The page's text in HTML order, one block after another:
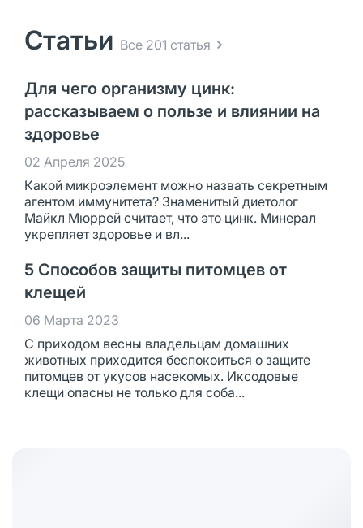
Статьи Все 201 статья
Для чего организму цинк:
рассказываем о пользе и влиянии на
здоровье
02 Апреля 2025
Какой микроэлемент можно назвать секретным
агентом иммунитета? Знаменитый диетолог
Майкл Мюррей считает, что это цинк. Минерал
укрепляет здоровье и вл...
5 Способов защиты питомцев от
клещей
06 Марта 2023
С приходом весны владельцам домашних
животных приходится беспокоиться о защите
питомцев от укусов насекомых. Иксодовые
клещи опасны не только для соба...